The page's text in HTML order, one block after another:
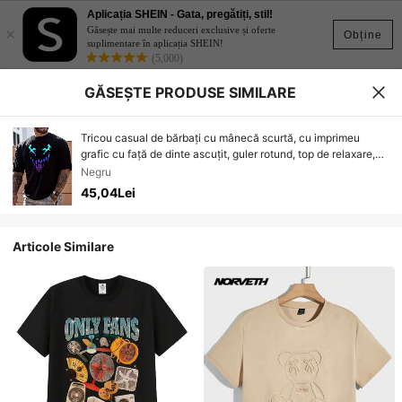
Obține
×
Aplicația SHEIN - Gata, pregătiți, stil!
Găsește mai multe reduceri exclusive și oferte
suplimentare în aplicația SHEIN!
(5,000)
GĂSEȘTE PRODUSE SIMILARE
Tricou casual de bărbați cu mânecă scurtă, cu imprimeu
grafic cu față de dinte ascuțit, guler rotund, top de relaxare,
pijama, tricou de vară la modă pentru zi cu zi.
Negru
45,04Lei
Articole Similare